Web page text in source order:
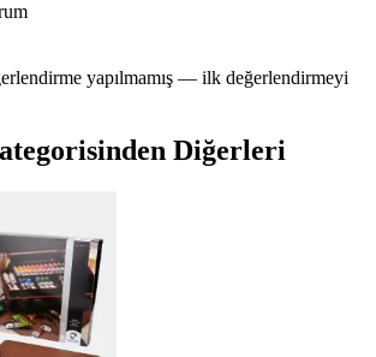
yapılmamış — ilk değerlendirmeyi
Diğerleri